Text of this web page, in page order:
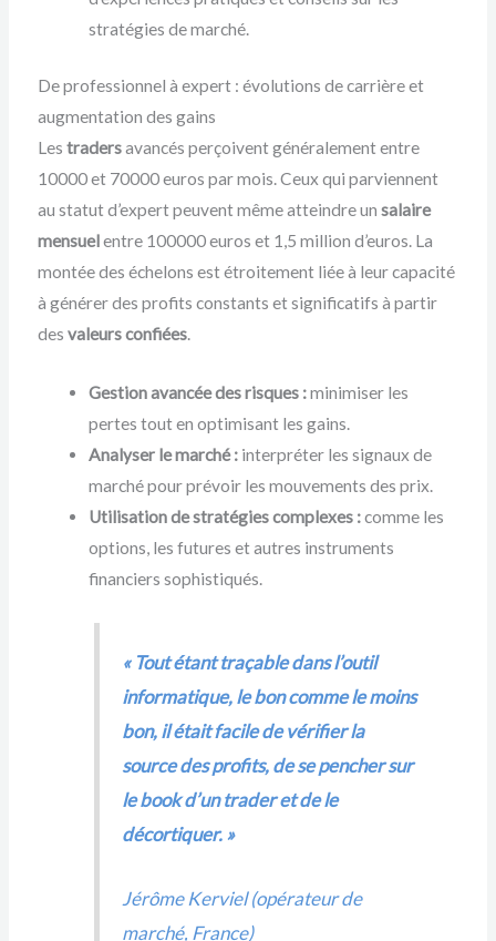
stratégies de marché.
De professionnel à expert : évolutions de carrière et
augmentation des gains
Les tradersavancés perçoivent généralement entre
10000 et 70000 euros par mois. Ceux qui parviennent
au statut d’expert peuvent même atteindre un salaire
mensuelentre 100000 euros et 1,5 million d’euros. La
montée des échelons est étroitement liée à leur capacité
à générer des profits constants et significatifs à partir
des valeursconfiées.
Gestion avancée des risques :minimiser les
pertes tout en optimisant les gains.
Analyser le marché : interpréter les signaux de
marché pour prévoir les mouvements des prix.
Utilisation de stratégies complexes :comme les
options, les futures et autres instruments
financiers sophistiqués.
« Tout étant traçable dans l’outil
informatique, le bon comme le moins
bon, il était facile de vérifier la
source des profits, de se pencher sur
le book d’un trader et de le
décortiquer. »
Jérôme Kerviel (opérateur de
marché, France)